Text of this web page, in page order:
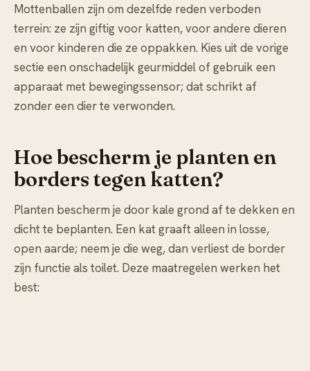
Mottenballen zijn om dezelfde reden verboden
terrein: ze zijn giftig voor katten, voor andere dieren
en voor kinderen die ze oppakken. Kies uit de vorige
sectie een onschadelijk geurmiddel of gebruik een
apparaat met bewegingssensor; dat schrikt af
zonder een dier te verwonden.
Hoe bescherm je planten en
borders tegen katten?
Planten bescherm je door kale grond af te dekken en
dicht te beplanten. Een kat graaft alleen in losse,
open aarde; neem je die weg, dan verliest de border
zijn functie als toilet. Deze maatregelen werken het
best: